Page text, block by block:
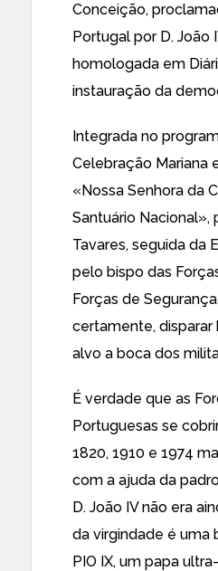
Conceição,
Portugal por D. João
homologada em
instauração da
Integrada no
Celebração Mariana
«Nossa Senhora da
Santuário Nacional»,
Tavares, seguida da
pelo bispo das
Forças de
certamente,
alvo a boca dos
É verdade que as
Portuguesas se
1820, 1910 e 1974
com a ajuda da
D. João IV não era
da virgindade é uma
PIO IX, um papa